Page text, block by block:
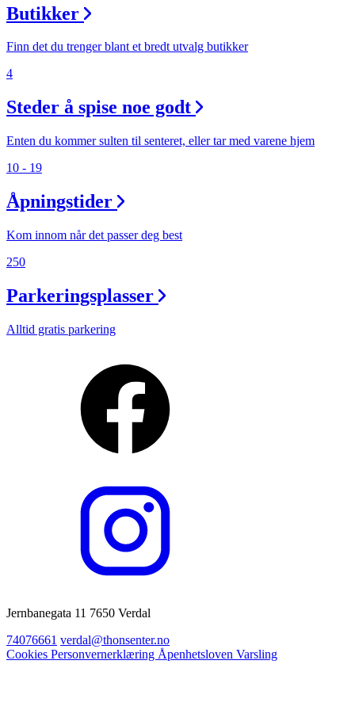
Butikker
Finn det du trenger blant et bredt utvalg butikker
4
Steder å spise noe godt
Enten du kommer sulten til senteret, eller tar med varene hjem
10 - 19
Åpningstider
Kom innom når det passer deg best
250
Parkeringsplasser
Alltid gratis parkering
Jernbanegata 11 7650 Verdal
74076661 verdal@thonsenter.no
Cookies Personvernerklæring Åpenhetsloven Varsling